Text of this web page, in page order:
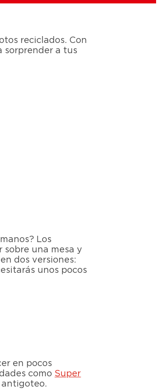
reciclados. Con
sorprender a tus
Los
sobre una mesa y
dos versiones:
unos pocos
en pocos
como Super
antigoteo.